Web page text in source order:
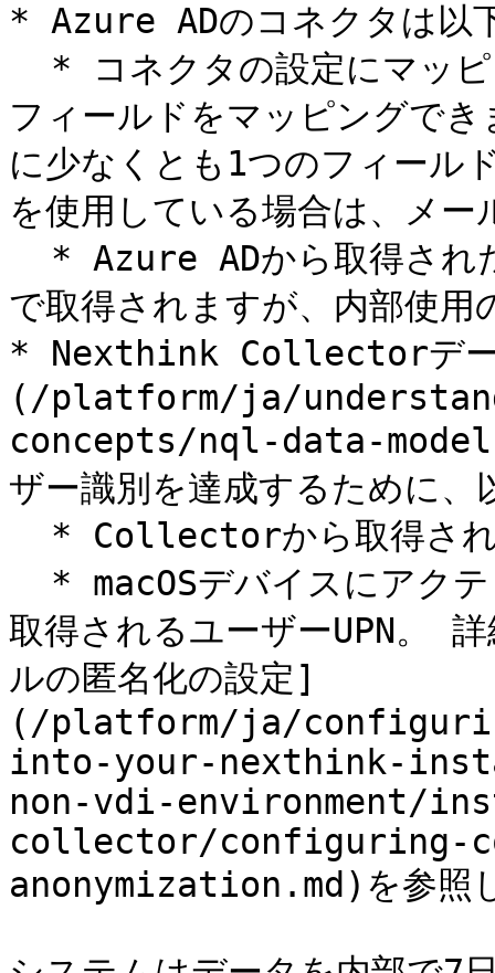
* Azure ADのコネクタは以
フィールドをマッピングで
に少なくとも1つのフィール
を使用している場合は、メ
で取得されますが、内部使用
* Nexthink Collectorデー
(/platform/ja/
concepts/nql-data-
ザー識別を達成するために、
取得されるユーザーUPN。
ルの匿名化の設定]
(/platform/ja/
into-your-nexthink-
non-vdi-environment/
collector/configuring-
anonymization.md)を参照